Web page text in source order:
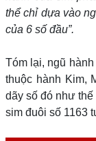
thể chỉ dựa vào
của 6 số đầu”.
Tóm lại, ngũ
thuộc hành Kim,
dãy số đó như
sim đuôi số 1163